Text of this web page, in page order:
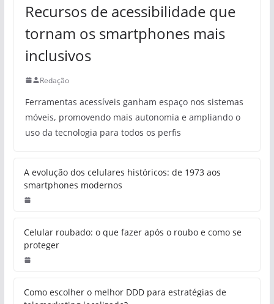
Recursos de acessibilidade que
tornam os smartphones mais
inclusivos
Redação
Ferramentas acessíveis ganham espaço nos sistemas
móveis, promovendo mais autonomia e ampliando o
uso da tecnologia para todos os perfis
A evolução dos celulares históricos: de 1973 aos
smartphones modernos
Celular roubado: o que fazer após o roubo e como se
proteger
Como escolher o melhor DDD para estratégias de